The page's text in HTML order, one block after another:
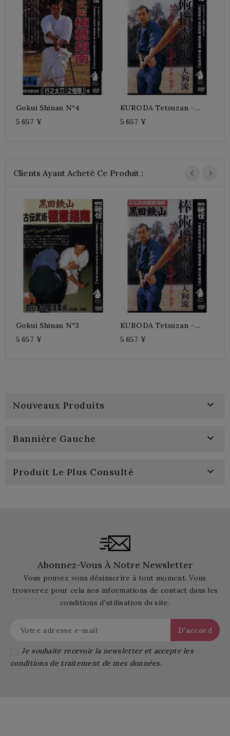
Gokui Shinan N°4
5 657 ¥
KURODA Tetsuzan -
5 657 ¥
Clients Ayant Acheté Ce Produit :
Gokui Shinan N°3
5 657 ¥
KURODA Tetsuzan -
Gokui Shinan N°7
5 657 ¥
Nouveaux Produits 
Bannière Gauche 
Produit Le Plus Consulté 
Abonnez-Vous À Notre Newsletter
Vous pouvez vous désinscrire à tout moment. Vous
trouverez pour cela nos informations de contact dans les
conditions d'utilisation du site.
Je souhaite recevoir la newsletter et accepte les
conditions de traitement de mes données.